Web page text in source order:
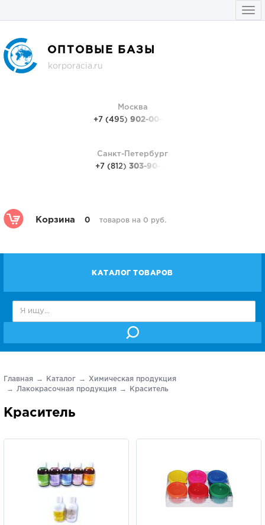
ОПТОВЫЕ БАЗЫ
korporacia.ru
Москва
+7 (495) 902-00-48
Санкт-Петербург
+7 (812) 303-90-48
Корзина 0 товаров на 0 руб.
КАТАЛОГ ТОВАРОВ
Главная Каталог
Химическая продукция
Лакокрасочная продукция
Краситель
Краситель